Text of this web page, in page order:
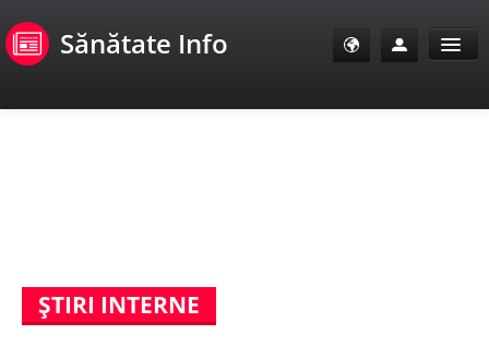
Sănătate Info
E-Sănătate Pacienți
ŞTIRI INTERNE